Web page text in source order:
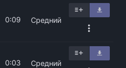
0:09 Средний
0:03 Средний